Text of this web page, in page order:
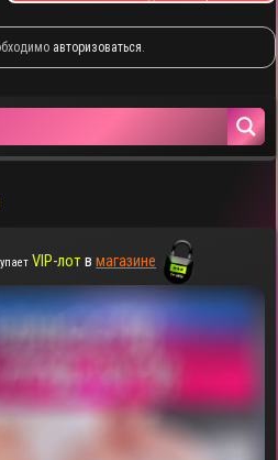
авторизоваться.
VIP-лотвмагазине